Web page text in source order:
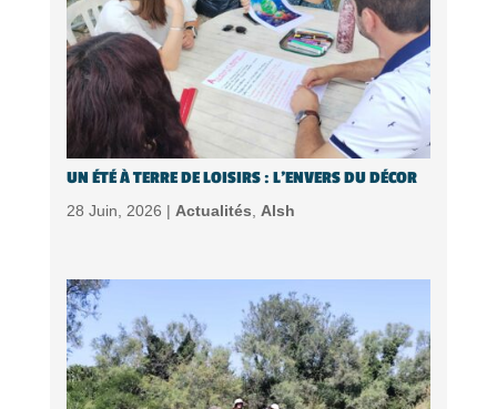
UN ÉTÉ À TERRE DE LOISIRS : L’ENVERS DU DÉCOR
28 Juin, 2026 | Actualités, Alsh